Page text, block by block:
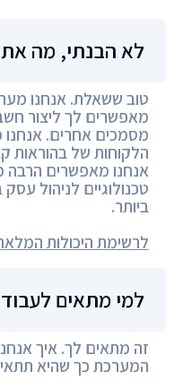
לא הבנתי, מה
טוב ששאלת. אנחנו
מאפשרים לך ליצור
מסמכים אחרים.
הלקוחות של בהוראות
אנחנו מאפשרים הרבה
טכנולוגיים לניהול
ביותר.
לרשימת היכולות
למי מתאים
זה מתאים לך. איך
המערכת כך שהיא